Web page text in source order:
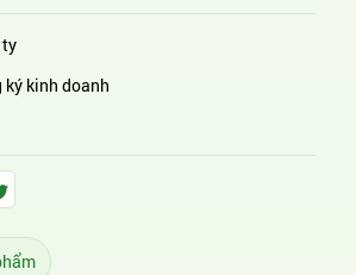
ký kinh doanh
Gia Alpha
Gia Alpha
Huỳnh Gia Alpha
Twitter Huỳnh Gia Alpha